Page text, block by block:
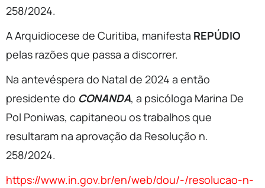
258/2024.
A Arquidiocese de Curitiba, manifesta REPÚDIO
pelas razões que passa a discorrer.
Na antevéspera do Natal de 2024 a então
presidente do CONANDA, a psicóloga Marina De
Pol Poniwas, capitaneou os trabalhos que
resultaram na aprovação da Resolução n.
258/2024.
https://www.in.gov.br/en/web/dou/-/resolucao-n-